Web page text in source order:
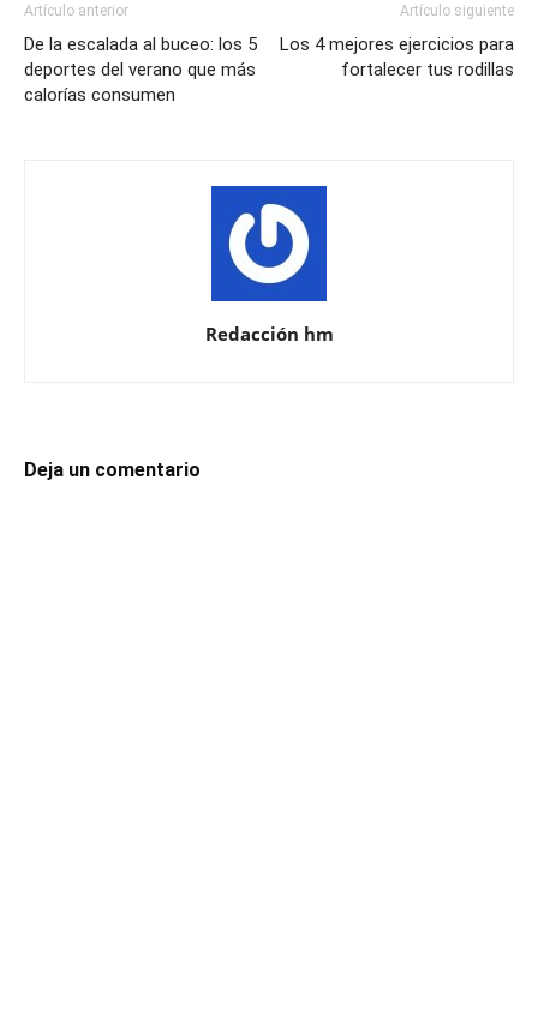
Artículo anterior
De la escalada al buceo: los 5
deportes del verano que más
calorías consumen
Artículo siguiente
Los 4 mejores ejercicios para
fortalecer tus rodillas
Redacción hm
Deja un comentario